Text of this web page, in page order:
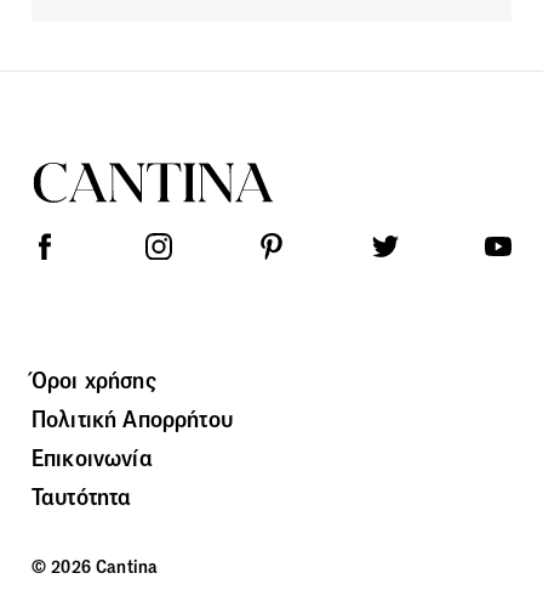
Όροι χρήσης
Πολιτική Απορρήτου
Επικοινωνία
Ταυτότητα
© 2026 Cantina